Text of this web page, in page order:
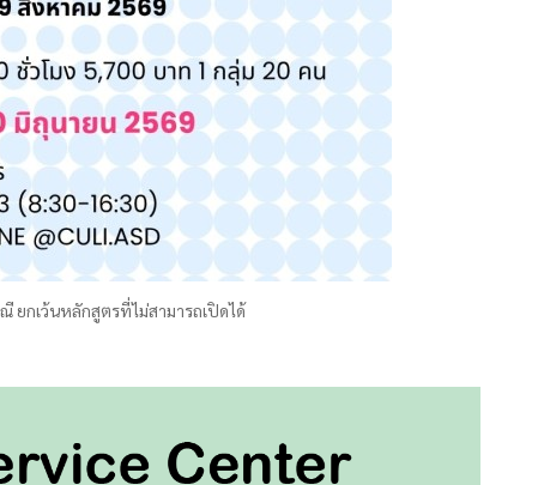
ยกเว้นหลักสูตรที่ไม่สามารถเปิดได้